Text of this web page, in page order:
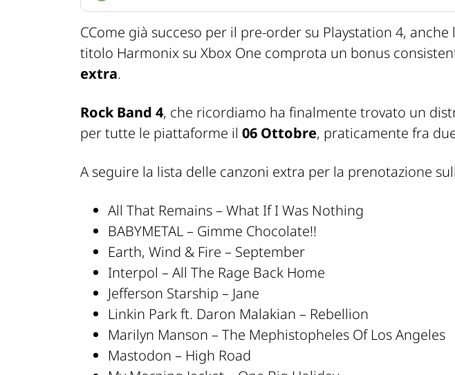
CCome già succeso per il pre-order su Playstation 4,
titolo Harmonix su Xbox One comprota un bonus
extra.
Rock Band 4, che ricordiamo ha finalmente trovato un
per tutte le piattaforme il 06 Ottobre, praticamente fra
A seguire la lista delle canzoni extra per la prenotazione
All That Remains – What If I Was Nothing
BABYMETAL – Gimme Chocolate!!
Earth, Wind & Fire – September
Interpol – All The Rage Back Home
Jefferson Starship – Jane
Linkin Park ft. Daron Malakian – Rebellion
Marilyn Manson – The Mephistopheles Of Los Angeles
Mastodon – High Road